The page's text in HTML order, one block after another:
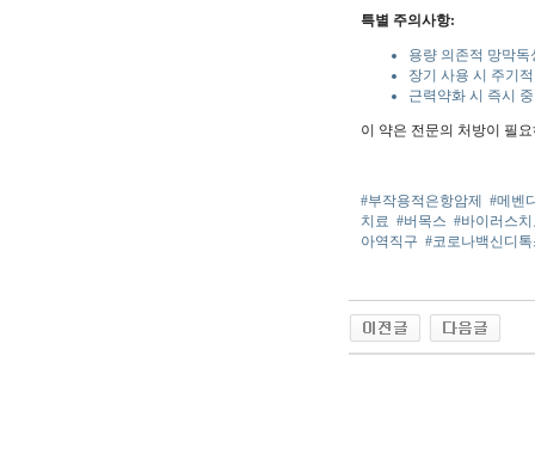
특별 주의사항:
용량 의존적 망막독
장기 사용 시 주기
근력약화 시 즉시
이 약은 전문의 처방이 필
#부작용적은항암제
#메벤
치료 #버목스 #바이러스
아역직구 #코로나백신디